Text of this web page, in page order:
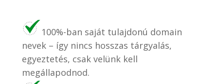
100%-ban saját tulajdonú domain
nevek – így nincs hosszas tárgyalás,
egyeztetés, csak velünk kell
megállapodnod.